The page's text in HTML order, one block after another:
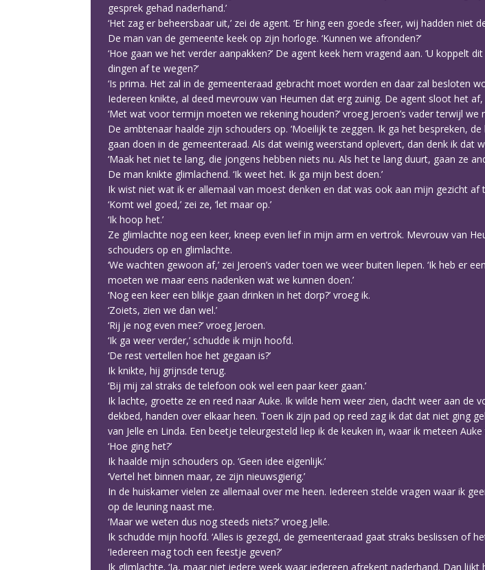
gesprek gehad naderhand.’
‘Het zag er beheersbaar uit,’ zei de agent. ‘Er hing een goede sfeer, wij hadden niet
De man van de gemeente keek op zijn horloge. ‘Kunnen we afronden?’
‘Hoe gaan we het verder aanpakken?’ De agent keek hem vragend aan. ‘U
dingen af te wegen?’
‘Is prima. Het zal in de gemeenteraad gebracht moet worden en daar zal besloten
Iedereen knikte, al deed mevrouw van Heumen dat erg zuinig. De agent sloot het
‘Met wat voor termijn moeten we rekening houden?’ vroeg Jeroen’s vader terwijl
De ambtenaar haalde zijn schouders op. ‘Moeilijk te zeggen. Ik ga het bespreken,
gaan doen in de gemeenteraad. Als dat weinig weerstand oplevert, dan denk ik dat
‘Maak het niet te lang, die jongens hebben niets nu. Als het te lang duurt, gaan ze
De man knikte glimlachend. ‘Ik weet het. Ik ga mijn best doen.’
Ik wist niet wat ik er allemaal van moest denken en dat was ook aan mijn gezicht af
‘Komt wel goed,’ zei ze, ‘let maar op.’
‘Ik hoop het.’
Ze glimlachte nog een keer, kneep even lief in mijn arm en vertrok. Mevrouw van
schouders op en glimlachte.
‘We wachten gewoon af,’ zei Jeroen’s vader toen we weer buiten liepen. ‘Ik heb
moeten we maar eens nadenken wat we kunnen doen.’
‘Nog een keer een blikje gaan drinken in het dorp?’ vroeg ik.
‘Zoiets, zien we dan wel.’
‘Rij je nog even mee?’ vroeg Jeroen.
‘Ik ga weer verder,’ schudde ik mijn hoofd.
‘De rest vertellen hoe het gegaan is?’
Ik knikte, hij grijnsde terug.
‘Bij mij zal straks de telefoon ook wel een paar keer gaan.’
Ik lachte, groette ze en reed naar Auke. Ik wilde hem weer zien, dacht weer aan
dekbed, handen over elkaar heen. Toen ik zijn pad op reed zag ik dat dat niet ging
van Jelle en Linda. Een beetje teleurgesteld liep ik de keuken in, waar ik meteen
‘Hoe ging het?’
Ik haalde mijn schouders op. ‘Geen idee eigenlijk.’
‘Vertel het binnen maar, ze zijn nieuwsgierig.’
In de huiskamer vielen ze allemaal over me heen. Iedereen stelde vragen waar ik
op de leuning naast me.
‘Maar we weten dus nog steeds niets?’ vroeg Jelle.
Ik schudde mijn hoofd. ‘Alles is gezegd, de gemeenteraad gaat straks beslissen of
‘Iedereen mag toch een feestje geven?’
Ik glimlachte. ‘Ja, maar niet iedere week waar iedereen afrekent naderhand. Dan